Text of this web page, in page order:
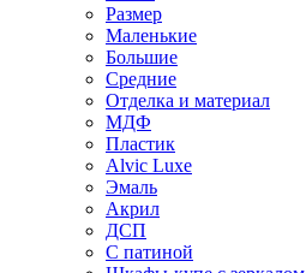
Размер
Маленькие
Большие
Средние
Отделка и материал
МДФ
Пластик
Alvic Luxe
Эмаль
Акрил
ДСП
С патиной